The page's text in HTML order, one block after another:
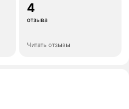
4
отзыва
Читать отзывы